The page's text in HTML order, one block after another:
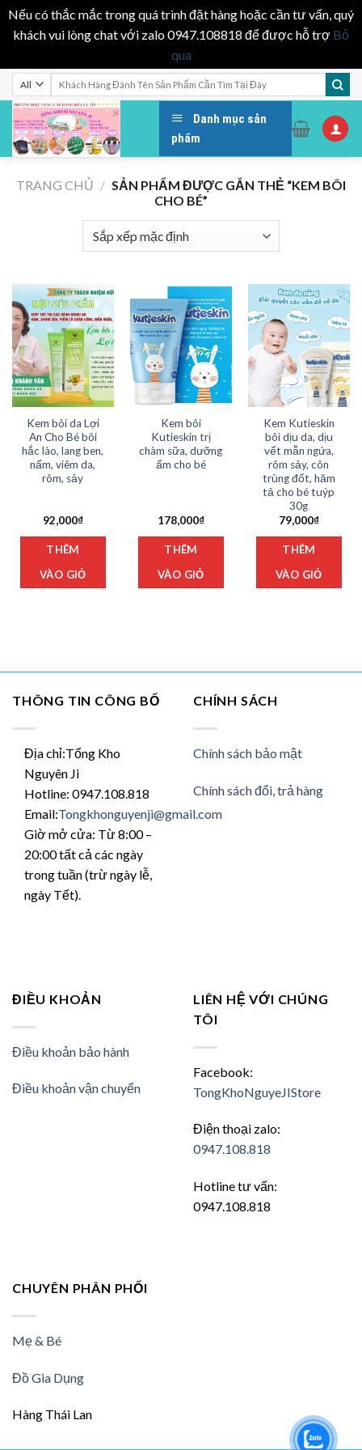
Nếu có thắc mắc trong quá trình đặt hàng hoặc cần tư vấn, quý
khách vui lòng chat với zalo 0947.108818 để được hỗ trợ Bỏ
qua
Skip
to
content
Danh mục sản
phẩm
TRANG CHỦ / SẢN PHẨM ĐƯỢC GẮN THẺ “KEM BÔI
CHO BÉ”
Kem bôi da Lợi
An Cho Bé bôi
hắc lào, lang ben,
nấm, viêm da,
rôm, sảy
92,000₫
THÊM
VÀO GIỎ
Kem bôi
Kutieskin trị
chàm sữa, dưỡng
ẩm cho bé
178,000₫
THÊM
VÀO GIỎ
Kem Kutieskin
bôi dịu da, dịu
vết mẫn ngứa,
rôm sảy, côn
trùng đốt, hăm
tả cho bé tuýp
30g
79,000₫
THÊM
VÀO GIỎ
THÔNG TIN CÔNG BỐ
Địa chỉ:Tổng Kho
Nguyên Ji
Hotline: 0947.108.818
Email:Tongkhonguyenji@gmail.com
Giờ mở cửa: Từ 8:00 –
20:00 tất cả các ngày
trong tuần (trừ ngày lễ,
ngày Tết).
CHÍNH SÁCH
Chính sách bảo mật
Chính sách đổi, trả hàng
ĐIỀU KHOẢN
Điều khoản bảo hành
Điều khoản vận chuyển
LIÊN HỆ VỚI CHÚNG
TÔI
Facebook:
TongKhoNguyeJIStore
Điện thoại zalo:
0947.108.818
Hotline tư vấn:
0947.108.818
CHUYÊN PHÂN PHỐI
Mẹ & Bé
Đồ Gia Dụng
Hàng Thái Lan